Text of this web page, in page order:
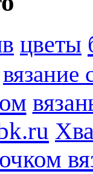
цветы
вязание